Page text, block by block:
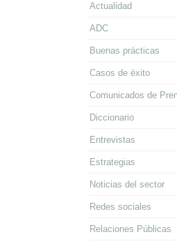
Actualidad
ADC
Buenas prácticas
Casos de éxito
Comunicados de
Diccionario
Entrevistas
Estrategias
Noticias del sector
Redes sociales
Relaciones Públicas